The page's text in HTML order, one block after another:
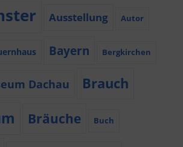
Ausstellung Autor
Bayern Bergkirchen
Dachau Brauch
Bräuche Buch